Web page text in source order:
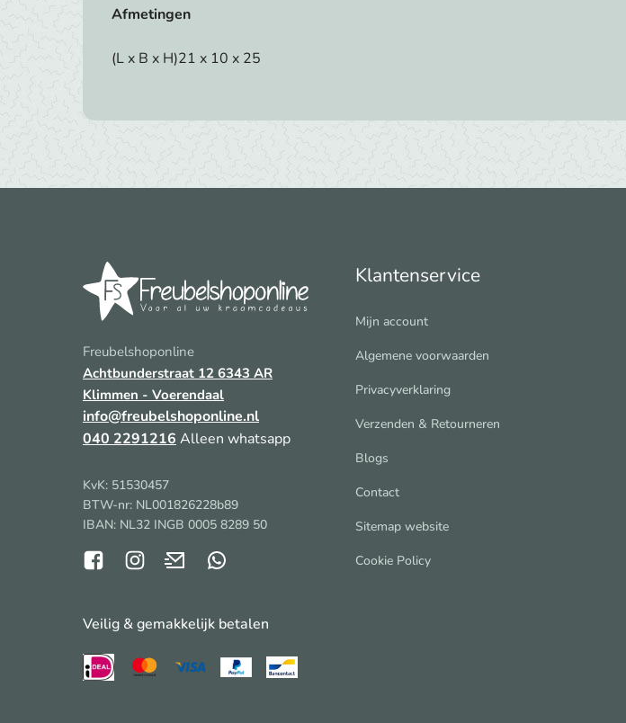
Afmetingen
(L x B x H)21 x 10 x 25
Freubelshoponline
Achtbunderstraat 12 6343 AR
Klimmen - Voerendaal
info@freubelshoponline.nl
040 2291216 Alleen whatsapp
KvK: 51530457
BTW-nr: NL001826228b89
IBAN: NL32 INGB 0005 8289 50
Klantenservice
Mijn account
Algemene voorwaarden
Privacyverklaring
Verzenden & Retourneren
Blogs
Contact
Sitemap website
Cookie Policy
Veilig & gemakkelijk betalen